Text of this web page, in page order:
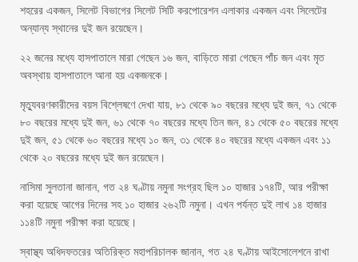
শহরের একজন, সিলেট বিভাগের সিলেট সিটি করপোরেশন এলাকার একজন এবং সিলেটের
অন্যান্য স্থানের দুই জন রয়েছেন।
২২ জনের মধ্যে হাসপাতালে মারা গেছেন ১৬ জন, বাড়িতে মারা গেছেন পাঁচ জন এবং মৃত
অবস্থায় হাসপাতালে আনা হয় একজনকে।
মৃত্যুবরণকারীদের বয়স বিশ্লেষণে দেখা যায়, ৮১ থেকে ৯০ বছরের মধ্যে দুই জন, ৭১ থেকে
৮০ বছরের মধ্যে দুই জন, ৬১ থেকে ৭০ বছরের মধ্যে তিন জন, ৪১ থেকে ৫০ বছরের মধ্যে
দুই জন, ৫১ থেকে ৬০ বছরের মধ্যে ১০ জন, ৩১ থেকে ৪০ বছরের মধ্যে একজন এবং ১১
থেকে ২০ বছরের মধ্যে দুই জন রয়েছেন।
নাসিমা সুলতানা জানান, গত ২৪ ঘণ্টায় নমুনা সংগ্রহ ছিল ১০ হাজার ১৭৪টি, আর পরীক্ষা
করা হয়েছে আগের দিনের সহ ১০ হাজার ২৬২টি নমুনা। এখন পর্যন্ত দুই লাখ ১৪ হাজার
১১৪টি নমুনা পরীক্ষা করা হয়েছে।
স্বাস্থ্য অধিদফতরের অতিরিক্ত মহাপরিচালক জানান, গত ২৪ ঘণ্টায় আইসোলেশনে রাখা